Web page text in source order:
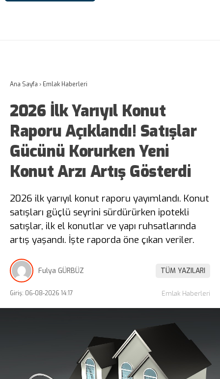
Ana Sayfa › Emlak Haberleri
2026 İlk Yarıyıl Konut
Raporu Açıklandı! Satışlar
Gücünü Korurken Yeni
Konut Arzı Artış Gösterdi
2026 ilk yarıyıl konut raporu yayımlandı. Konut
satışları güçlü seyrini sürdürürken ipotekli
satışlar, ilk el konutlar ve yapı ruhsatlarında
artış yaşandı. İşte raporda öne çıkan veriler.
Fulya GÜRBÜZ TÜM YAZILARI
Giriş: 06-08-2026 14:17 Emlak Haberleri